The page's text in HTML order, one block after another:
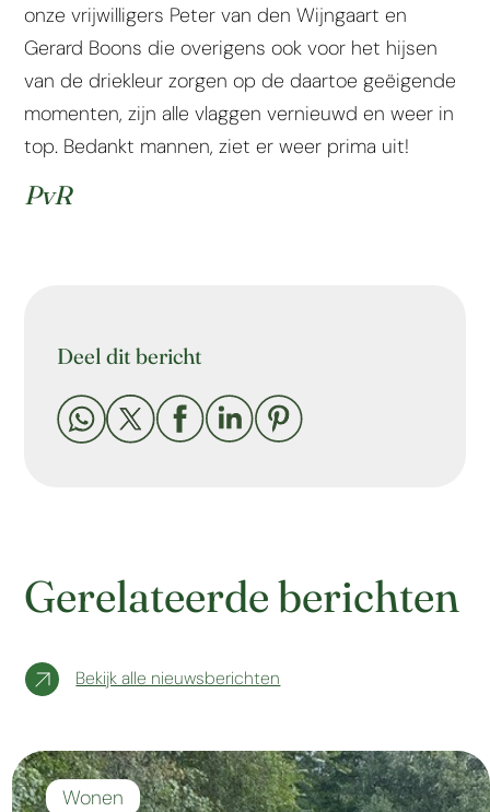
onze vrijwilligers Peter van den Wijngaart en
Gerard Boons die overigens ook voor het hijsen
van de driekleur zorgen op de daartoe geëigende
momenten, zijn alle vlaggen vernieuwd en weer in
top. Bedankt mannen, ziet er weer prima uit!
PvR
Deel dit bericht
    
Gerelateerde berichten
Bekijk alle nieuwsberichten
Wonen